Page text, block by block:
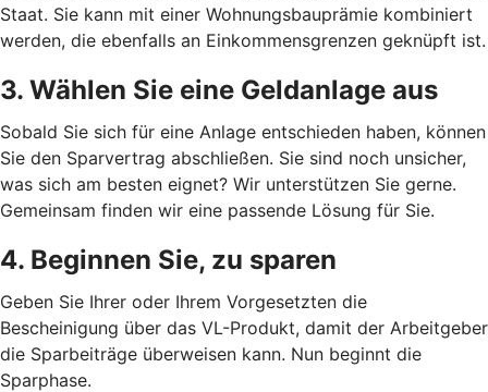
Staat. Sie kann mit einer Wohnungsbauprämie kombiniert
werden, die ebenfalls an Einkommensgrenzen geknüpft ist.
3. Wählen Sie eine Geldanlage aus
Sobald Sie sich für eine Anlage entschieden haben, können
Sie den Sparvertrag abschließen. Sie sind noch unsicher,
was sich am besten eignet? Wir unterstützen Sie gerne.
Gemeinsam finden wir eine passende Lösung für Sie.
4. Beginnen Sie, zu sparen
Geben Sie Ihrer oder Ihrem Vorgesetzten die
Bescheinigung über das VL-Produkt, damit der Arbeitgeber
die Sparbeiträge überweisen kann. Nun beginnt die
Sparphase.